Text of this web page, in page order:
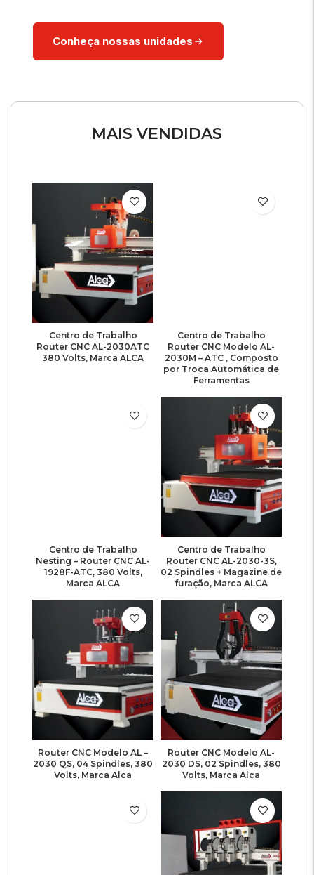
Conheça nossas unidades
MAIS VENDIDAS
Centro de Trabalho
Router CNC AL-2030ATC
380 Volts, Marca ALCA
Centro de Trabalho
Router CNC Modelo AL-
2030M – ATC , Composto
por Troca Automática de
Ferramentas
Centro de Trabalho
Nesting – Router CNC AL-
1928F-ATC, 380 Volts,
Marca ALCA
Centro de Trabalho
Router CNC AL-2030-3S,
02 Spindles + Magazine de
furação, Marca ALCA
Router CNC Modelo AL –
2030 QS, 04 Spindles, 380
Volts, Marca Alca
Router CNC Modelo AL-
2030 DS, 02 Spindles, 380
Volts, Marca Alca